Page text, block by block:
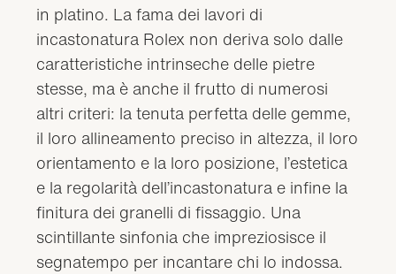
in platino. La fama dei lavori di
incastonatura Rolex non deriva solo dalle
caratteristiche intrinseche delle pietre
stesse, ma è anche il frutto di numerosi
altri criteri: la tenuta perfetta delle gemme,
il loro allineamento preciso in altezza, il loro
orientamento e la loro posizione, l’estetica
e la regolarità dell’incastonatura e infine la
finitura dei granelli di fissaggio. Una
scintillante sinfonia che impreziosisce il
segnatempo per incantare chi lo indossa.